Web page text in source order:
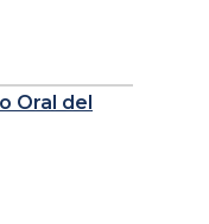
Oral del